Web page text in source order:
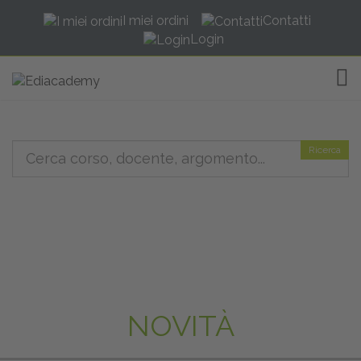
I miei ordini
Contatti
Login
Ricerca
NOVITÀ